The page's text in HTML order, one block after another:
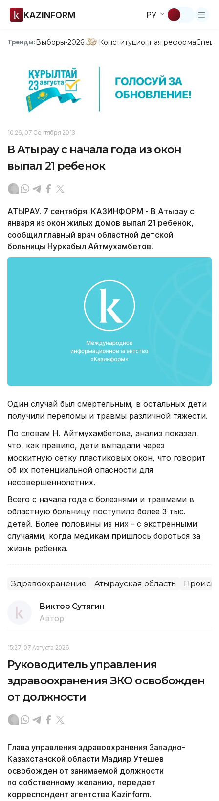
KAZINFORM РУ
Тренды:Выборы-2026 Конституционная реформа
10:26, 07 Сентября 2013
В Атырау с начала года из окон
выпал 21 ребенок
АТЫРАУ. 7 сентября. КАЗИНФОРМ - В Атырау с
января из окон жилых домов выпал 21 ребенок,
сообщил главный врач областной детской
больницы Нуркабыл Айтмухамбетов.
Один случай был смертельным, в остальных дети
получили переломы и травмы различной тяжести.
По словам Н. Айтмухамбетова, анализ показал,
что, как правило, дети выпадали через
москитную сетку пластиковых окон, что говорит
об их потенциальной опасности для
несовершеннолетних.
Всего с начала года с болезнями и травмами в
областную больницу поступило более 3 тыс.
детей. Более половины из них - с экстренными
случаями, когда медикам пришлось бороться за
жизнь ребенка.
Здравоохранение Атырауская область
Виктор Сутягин
Автор
15:27, 07 Августа 2026
Руководитель управления
здравоохранения ЗКО освобожден
от должности
Глава управления здравоохранения Западно-
Казахстанской области Мадияр Утешев
освобожден от занимаемой должности
по собственному желанию, передает
корреспондент агентства Kazinform.